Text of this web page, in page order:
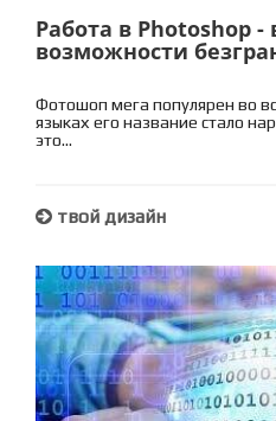
Работа в Photoshop
возможности
Фотошоп мега популярен во
языках его название стало
это...
твой дизайн